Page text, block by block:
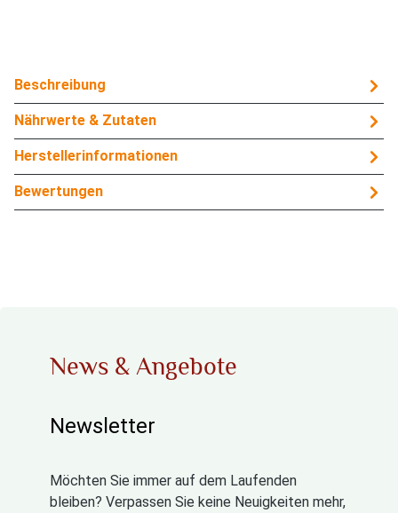
Beschreibung
Nährwerte & Zutaten
Herstellerinformationen
Bewertungen
News & Angebote
Newsletter
Möchten Sie immer auf dem Laufenden
bleiben? Verpassen Sie keine Neuigkeiten mehr,